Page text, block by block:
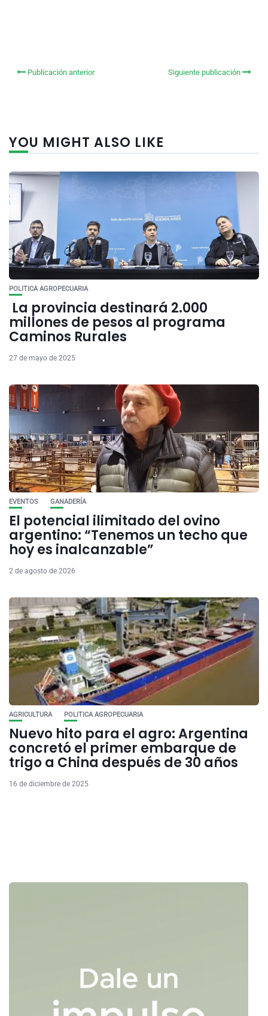
Publicación anterior Siguiente publicación
YOU MIGHT ALSO LIKE
POLITICA AGROPECUARIA
La provincia destinará 2.000
millones de pesos al programa
Caminos Rurales
27 de mayo de 2025
EVENTOS GANADERÍA
El potencial ilimitado del ovino
argentino: “Tenemos un techo que
hoy es inalcanzable”
2 de agosto de 2026
AGRICULTURA POLITICA AGROPECUARIA
Nuevo hito para el agro: Argentina
concretó el primer embarque de
trigo a China después de 30 años
16 de diciembre de 2025